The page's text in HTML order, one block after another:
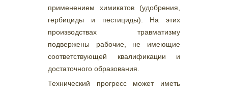
применением химикатов (удобрения,
гербициды и пестициды). На этих
производствах травматизму
подвержены рабочие, не имеющие
соответствующей квалификации и
достаточного образования.
Технический прогресс может иметь